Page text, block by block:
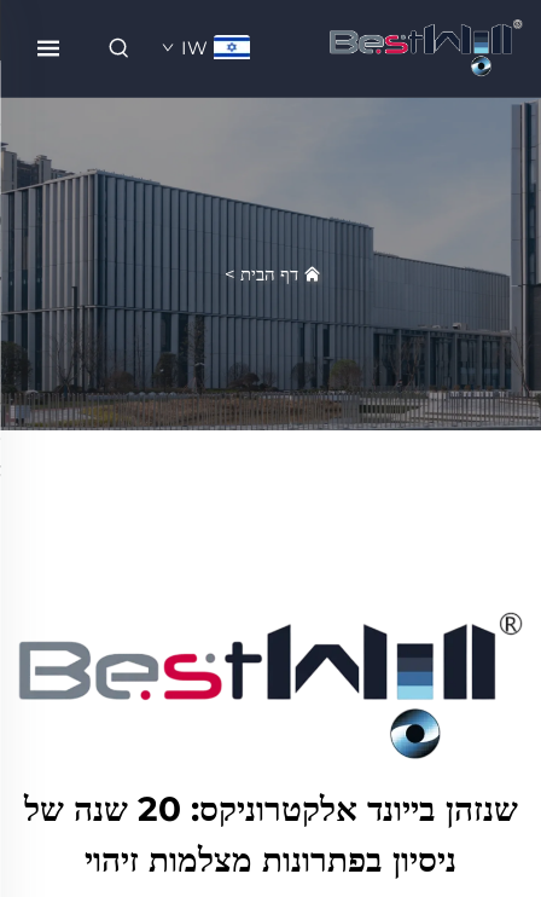
IW
דף הבית >
שנזהן בייונד אלקטרוניקס: 20 שנה של
ניסיון בפתרונות מצלמות זיהוי